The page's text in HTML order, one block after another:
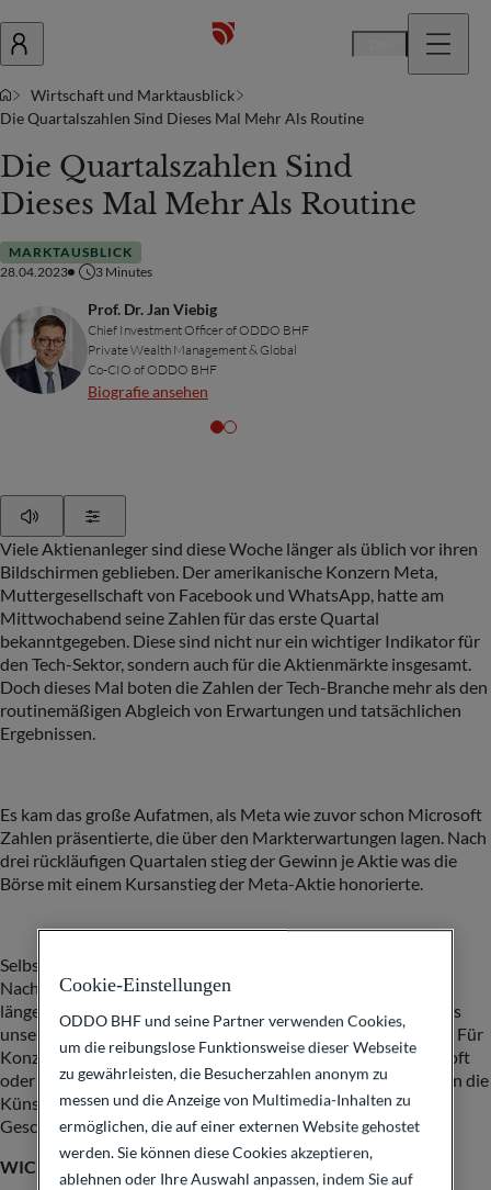
Wirtschaft und Marktausblick
Die Quartalszahlen Sind Dieses Mal Mehr Als Routine
Die Quartalszahlen Sind
Dieses Mal Mehr Als Routine
MARKTAUSBLICK
28.04.2023
3 Minutes
Prof. Dr. Jan Viebig
Chief Investment Officer of ODDO BHF
Private Wealth Management & Global
Co-CIO of ODDO BHF
Biografie ansehen
Viele Aktienanleger sind diese Woche länger als üblich vor ihren
Bildschirmen geblieben. Der amerikanische Konzern Meta,
Muttergesellschaft von Facebook und WhatsApp, hatte am
Mittwochabend seine Zahlen für das erste Quartal
bekanntgegeben. Diese sind nicht nur ein wichtiger Indikator für
den Tech-Sektor, sondern auch für die Aktienmärkte insgesamt.
Doch dieses Mal boten die Zahlen der Tech-Branche mehr als den
routinemäßigen Abgleich von Erwartungen und tatsächlichen
Ergebnissen.
Es kam das große Aufatmen, als Meta wie zuvor schon Microsoft
Zahlen präsentierte, die über den Markterwartungen lagen. Nach
drei rückläufigen Quartalen stieg der Gewinn je Aktie was die
Börse mit einem Kursanstieg der Meta-Aktie honorierte.
Selbstverständlich verfolgen unsere Portfoliomanager diese
Nachrichten sehr genau. Doch mehr noch haben wir die
längerfristigen Trends im Blick. Und das ist im Tech-Sektor aus
unserer Sicht vor allem der Trend zur Künstlichen Intelligenz. Für
Konzerne wie den Google-Mutterkonzern Alphabet, Microsoft
oder
Metawird entscheidend sein, wie rasch sie den Sprung in die
Künstliche Intelligenz schaffen und wie schnell sie ihr
Geschäftsmodell an diese neue Ära anpassen.
WICHTIGE INFORMATION
Cookie-Einstellungen
ODDO BHF und seine Partner verwenden Cookies,
um die reibungslose Funktionsweise dieser Webseite
zu gewährleisten, die Besucherzahlen anonym zu
messen und die Anzeige von Multimedia-Inhalten zu
ermöglichen, die auf einer externen Website gehostet
werden. Sie können diese Cookies akzeptieren,
ablehnen oder Ihre Auswahl anpassen, indem Sie auf